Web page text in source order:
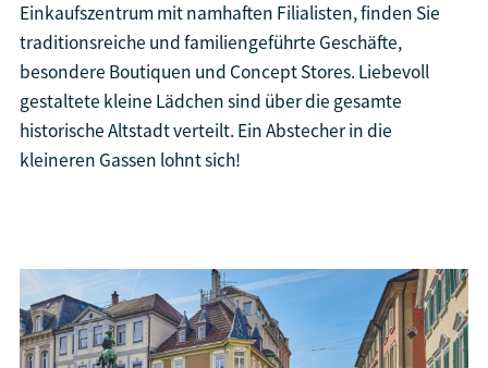
Einkaufszentrum mit namhaften Filialisten, finden Sie
traditionsreiche und familiengeführte Geschäfte,
besondere Boutiquen und Concept Stores. Liebevoll
gestaltete kleine Lädchen sind über die gesamte
historische Altstadt verteilt. Ein Abstecher in die
kleineren Gassen lohnt sich!